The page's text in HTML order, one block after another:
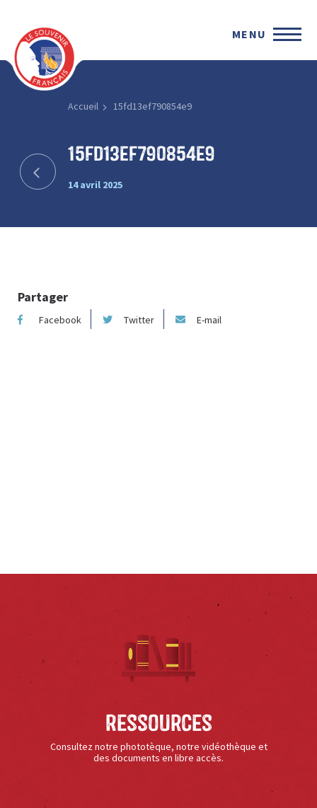
MENU
Accueil 15fd13ef790854e9
15fd13ef790854e9
14 avril 2025
Partager
Facebook Twitter E-mail
Ressources
Consultez notre phototèque, notre vidéothèque et
des documents en libre accès.